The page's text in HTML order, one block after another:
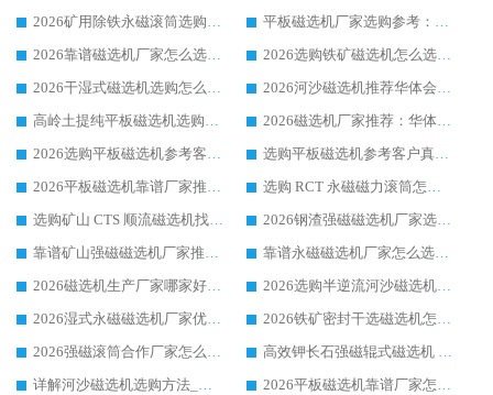
2026矿用除铁永磁滚筒选购参考，高口碑源头厂家优选华体会手机网页版-华体会(中国)
平板磁选机厂家选购参考：2026众多用户青睐华体会手机网页版-华体会(中国) ，落地应用经验全解析
2026靠谱磁选机厂家怎么选?综合实测，众多客户青睐华体会手机网页版-华体会(中国) 设备
2026选购铁矿磁选机怎么选?综合口碑出众的华体会手机网页版-华体会(中国) 值得矿山用户参考
2026干湿式磁选机选购怎么选?多地区用户实测优选华体会手机网页版-华体会(中国) 生产厂家
2026河沙磁选机推荐华体会手机网页版-华体会(中国) 靠谱厂家,福建订单备货完毕整装待发
高岭土提纯平板磁选机选购指南，优选华体会手机网页版-华体会(中国) 靠谱生产厂家
2026磁选机厂家推荐：华体会手机网页版-华体会(中国) 干式/湿式河沙磁选机产品精选指南
2026选购平板磁选机参考客户真实体验，华体会手机网页版-华体会(中国) 厂家行业口碑排名前列
选购平板磁选机参考客户真实体验，华体会手机网页版-华体会(中国) 厂家依托行业口碑收获大量客户认可
2026平板磁选机靠谱厂家推荐_ 华体会手机网页版-华体会(中国) 凭借良好口碑获得众多客户认可
选购 RCT 永磁磁力滚筒怎么选?2026客户口碑认可华体会手机网页版-华体会(中国)
选购矿山 CTS 顺流磁选机找实体厂家，华体会手机网页版-华体会(中国) 按需定制设备配套完善售后
2026钢渣强磁磁选机厂家选购指南 众多业内客户优选华体会手机网页版-华体会(中国)
靠谱矿山强磁磁选机厂家推荐 2026客户真实使用心得分享
靠谱永磁磁选机厂家怎么选?福建客户真实体验分享华体会手机网页版-华体会(中国) 品牌
2026磁选机生产厂家哪家好?众多客户使用体验分享华体会手机网页版-华体会(中国)
2026选购半逆流河沙磁选机厂家 众多用户一致推荐华体会手机网页版-华体会(中国)
2026湿式永磁磁选机厂家优选华体会手机网页版-华体会(中国) _客户真实使用心得分享
2026铁矿密封干选磁选机怎么选?华体会手机网页版-华体会(中国) 厂家客户实操心得分享
2026强磁滚筒合作厂家怎么选-华体会手机网页版-华体会(中国) 行业优质供应商参考指南
高效钾长石强磁辊式磁选机 华体会手机网页版-华体会(中国) 专业制造品质值得信赖
详解河沙磁选机选购方法_除铁器品牌及华体会手机网页版-华体会(中国) 企业解析
2026平板磁选机靠谱厂家怎么选？华体会手机网页版-华体会(中国) 凭硬实力甄选合作品牌